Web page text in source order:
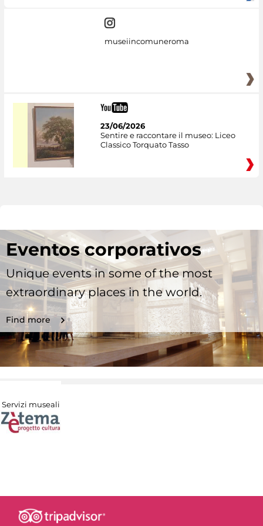
museiincomuneroma
23/06/2026
Sentire e raccontare il museo: Liceo
Classico Torquato Tasso
Eventos corporativos
Unique events in some of the most
extraordinary places in the world.
Find more
Servizi museali